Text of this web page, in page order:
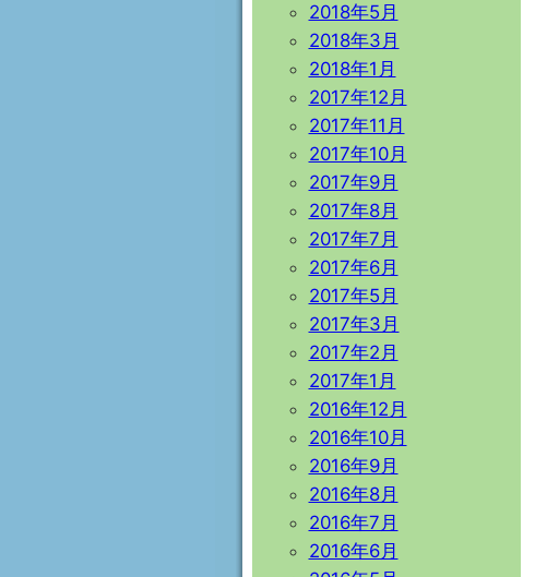
2018年5月
2018年3月
2018年1月
2017年12月
2017年11月
2017年10月
2017年9月
2017年8月
2017年7月
2017年6月
2017年5月
2017年3月
2017年2月
2017年1月
2016年12月
2016年10月
2016年9月
2016年8月
2016年7月
2016年6月